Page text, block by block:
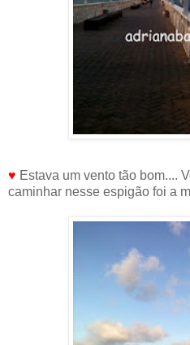
♥ Estava um vento tão bom....
caminhar nesse espigão foi a